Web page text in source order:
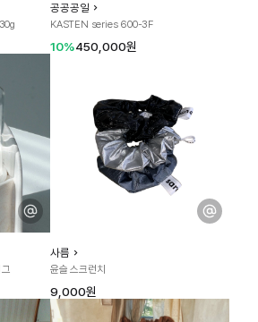
공공공일
KASTEN series 600-3F
10%450,000원
사름
윤슬 스크런치
9,000원